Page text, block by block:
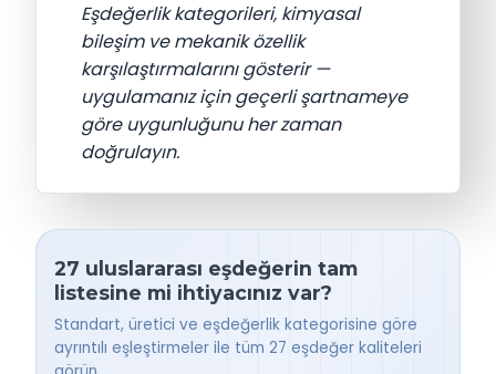
Eşdeğerlik kategorileri, kimyasal
bileşim ve mekanik özellik
karşılaştırmalarını gösterir —
uygulamanız için geçerli şartnameye
göre uygunluğunu her zaman
doğrulayın.
27 uluslararası eşdeğerin tam
listesine mi ihtiyacınız var?
Standart, üretici ve eşdeğerlik kategorisine göre
ayrıntılı eşleştirmeler ile tüm 27 eşdeğer kaliteleri